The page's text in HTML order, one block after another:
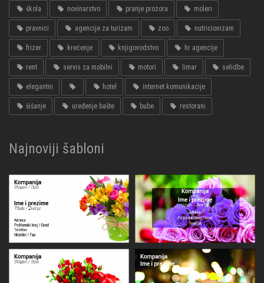
škola novinarstvo pranje prozora moleri
pravnici agencije za turizam zoo nutricionizam
frizer krečenje knjigovodstvo hr agencije
rent servis za mobilni motori limar selidbe
elegantni hotel internet komunikacije
šišanje uređenje bašte bube restorani
Najnoviji šabloni